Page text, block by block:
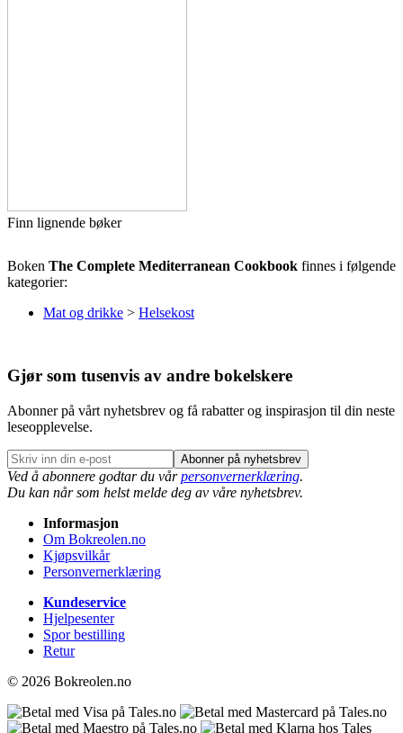
Finn lignende bøker
Boken The Complete Mediterranean Cookbook finnes i følgende
kategorier:
Mat og drikke > Helsekost
Gjør som tusenvis av andre bokelskere
Abonner på vårt nyhetsbrev og få rabatter og inspirasjon til din neste
leseopplevelse.
Abonner på nyhetsbrev
Ved å abonnere godtar du vårpersonvernerklæring.
Du kan når som helst melde deg av våre nyhetsbrev.
Informasjon
Om Bokreolen.no
Kjøpsvilkår
Personvernerklæring
Kundeservice
Hjelpesenter
Spor bestilling
Retur
© 2026 Bokreolen.no